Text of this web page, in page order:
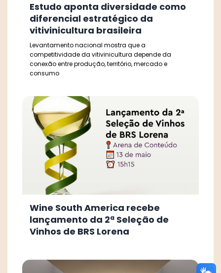
Estudo aponta diversidade como
diferencial estratégico da
vitivinicultura brasileira
Levantamento nacional mostra que a
competitividade da vitivinicultura depende da
conexão entre produção, território, mercado e
consumo
Wine South America recebe
lançamento da 2ª Seleção de
Vinhos de BRS Lorena